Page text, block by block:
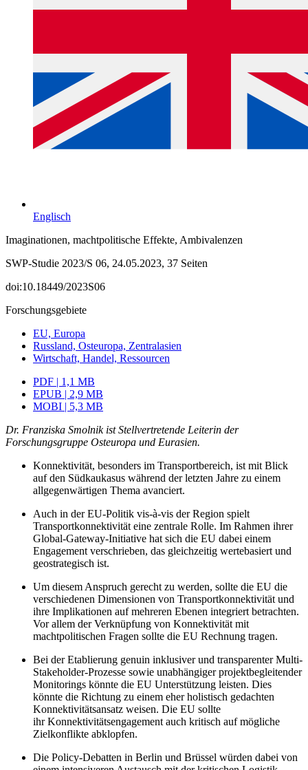
Englisch
Imaginationen, machtpolitische Effekte, Ambivalenzen
SWP-Studie 2023/S 06, 24.05.2023, 37 Seiten
doi:10.18449/2023S06
Forschungsgebiete
EU, Europa
Russland, Osteuropa, Zentralasien
Wirtschaft, Handel, Ressourcen
PDF | 1,1 MB
EPUB | 2,9 MB
MOBI | 5,3 MB
Dr. Franziska Smolnik ist Stellvertretende Leiterin der
Forschungsgruppe Osteuropa und Eurasien.
Konnektivität, besonders im Transportbereich, ist mit Blick
auf den Südkaukasus während der letzten Jahre zu einem
allgegenwärtigen Thema avanciert.
Auch in der EU-Politik vis-à-vis der Region spielt
Transportkonnektivität eine zentrale Rolle. Im Rahmen ihrer
Global-Gateway-Initiative hat sich die EU dabei einem
Engagement verschrieben, das gleichzeitig werte­basiert und
geostrategisch ist.
Um diesem Anspruch gerecht zu werden, sollte die EU die
verschiedenen Dimensionen von Transportkonnektivität und
ihre Implikationen auf mehreren Ebenen integriert betrachten.
Vor allem der Verknüpfung von Konnektivität mit
machtpolitischen Fragen sollte die EU Rechnung tragen.
Bei der Etablierung genuin inklusiver und transparenter Multi-
Stake­holder-Prozesse sowie unabhängiger projektbegleitender
Moni­torings könnte die EU Unterstützung leisten. Dies
könnte die Richtung zu einem eher holistisch gedachten
Konnektivitätsansatz weisen. Die EU sollte
ihr Konnektivitätsengagement auch kritisch auf mögliche
Zielkonflikte abklopfen.
Die Policy-Debatten in Berlin und Brüssel würden dabei von